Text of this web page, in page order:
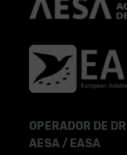
OPERADOR DE
AESA / EASA